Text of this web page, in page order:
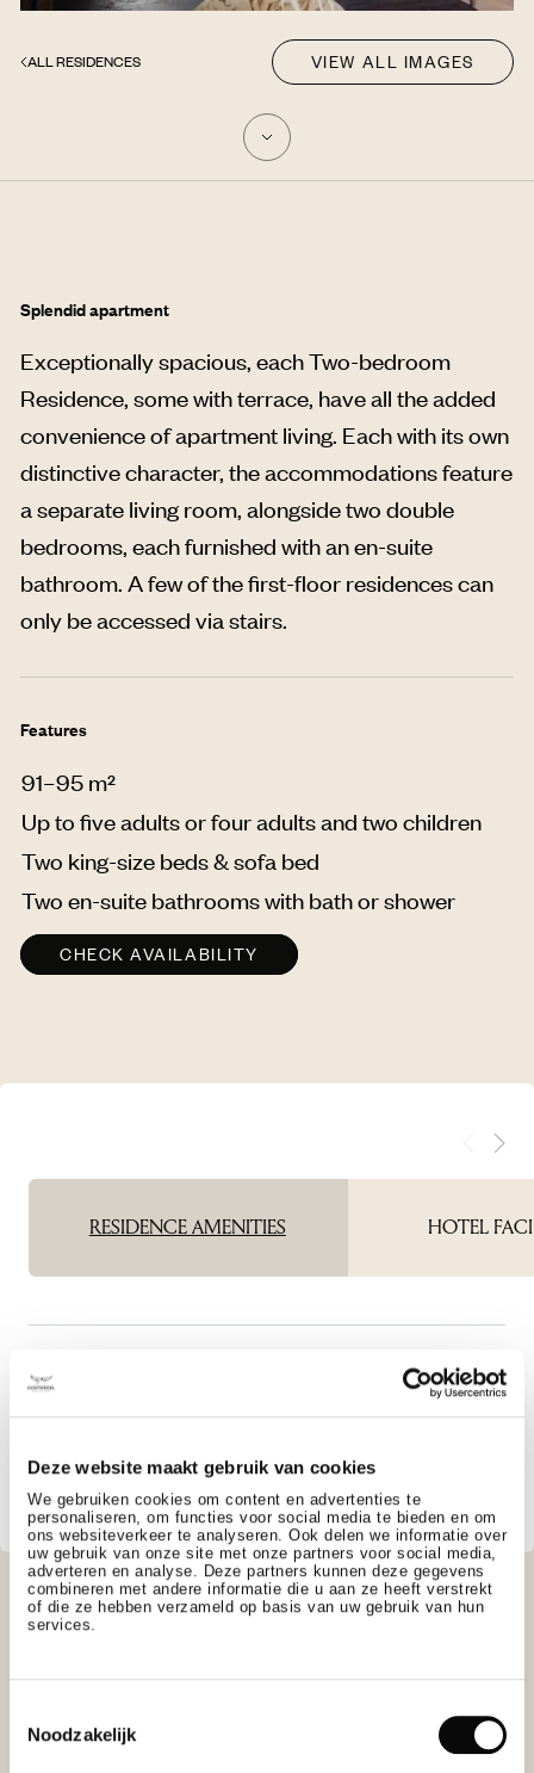
Deze website maakt gebruik van cookies
We gebruiken cookies om content en advertenties te
personaliseren, om functies voor social media te bieden en om
ons websiteverkeer te analyseren. Ook delen we informatie over
uw gebruik van onze site met onze partners voor social media,
adverteren en analyse. Deze partners kunnen deze gegevens
combineren met andere informatie die u aan ze heeft verstrekt
of die ze hebben verzameld op basis van uw gebruik van hun
services.
Noodzakelijk
ALL RESIDENCES VIEW ALL IMAGES
Splendid apartment
Exceptionally spacious, each Two-bedroom
Residence, some with terrace, have all the added
convenience of apartment living. Each with its own
distinctive character, the accommodations feature
a separate living room, alongside two double
bedrooms, each furnished with an en-suite
bathroom. A few of the first-floor residences can
only be accessed via stairs.
Features
91–95 m²
Up to five adults or four adults andtwo children
Two king-size beds & sofa bed
Two en-suite bathrooms with bath or shower
CHECK AVAILABILITY
RESIDENCE AMENITIES HOTEL
WITH BATH OR SHOWER